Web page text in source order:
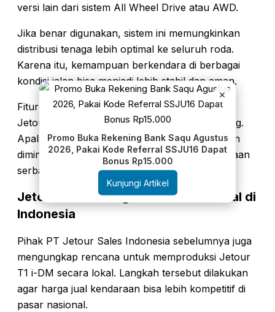
versi lain dari sistem All Wheel Drive atau AWD.
Jika benar digunakan, sistem ini memungkinkan
distribusi tenaga lebih optimal ke seluruh roda.
Karena itu, kemampuan berkendara di berbagai
kondisi jalan bisa menjadi lebih stabil dan aman.
Fitur tersebut juga akan memperkuat identitas
Jetour T1 i-DM sebagai SUV bergaya petualang.
Apalagi saat ini pasar SUV di Indonesia semakin
diminati konsumen yang menginginkan kendaraan
serbaguna.
Jetour Pertimbangkan Produksi Lokal di
Indonesia
Pihak PT Jetour Sales Indonesia sebelumnya juga
mengungkap rencana untuk memproduksi Jetour
T1 i-DM secara lokal. Langkah tersebut dilakukan
agar harga jual kendaraan bisa lebih kompetitif di
pasar nasional.
×
Promo Buka Rekening Bank Saqu Agustus
2026, Pakai Kode Referral SSJU16 Dapat
Bonus Rp15.000
Kunjungi Artikel